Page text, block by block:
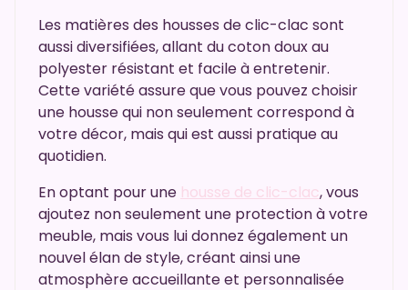
Les matières des housses de clic-clac sont
aussi diversifiées, allant du coton doux au
polyester résistant et facile à entretenir.
Cette variété assure que vous pouvez choisir
une housse qui non seulement correspond à
votre décor, mais qui est aussi pratique au
quotidien.
En optant pour une housse de clic-clac, vous
ajoutez non seulement une protection à votre
meuble, mais vous lui donnez également un
nouvel élan de style, créant ainsi une
atmosphère accueillante et personnalisée